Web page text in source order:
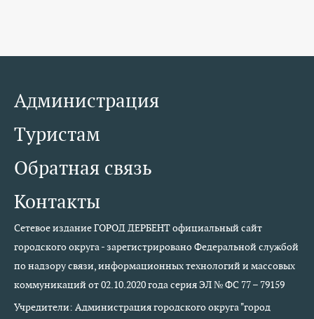
Администрация
Туристам
Обратная связь
Контакты
Сетевое издание ГОРОД ДЕРБЕНТ официальный сайт
городского округа - зарегистрировано Федеральной службой
по надзору связи, информационных технологий и массовых
коммуникаций от 02.10.2020 года серия ЭЛ № ФС 77 – 79159
Учредители: Администрация городского округа "город